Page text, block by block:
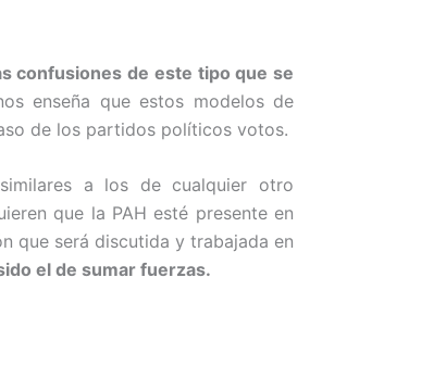
confusiones de este tipo que se
enseña que estos modelos de
de los partidos políticos votos.
a los de cualquier otro
que la PAH esté presente en
que será discutida y trabajada en
el de sumar fuerzas.